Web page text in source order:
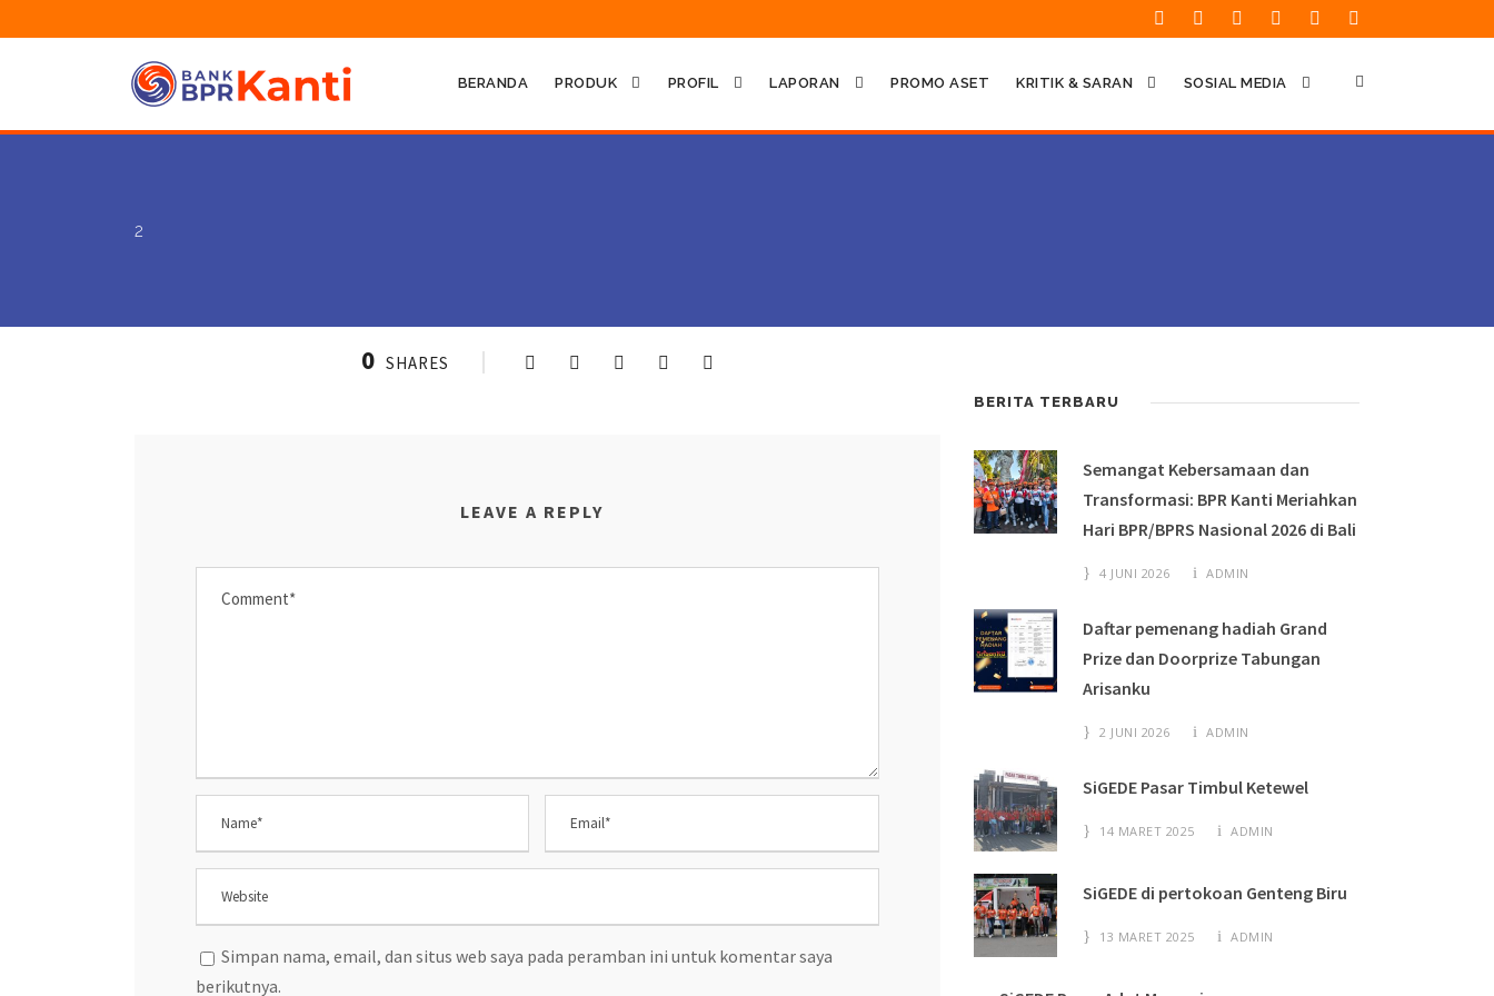
BERANDA PRODUK PROFIL LAPORAN PROMO ASET KRITIK & SARAN SOSIAL MEDIA
2
0 SHARES
LEAVE A REPLY
Simpan nama, email, dan situs web saya pada peramban ini untuk komentar saya
berikutnya.
BERITA TERBARU
Semangat Kebersamaan dan
Transformasi: BPR Kanti Meriahkan
Hari BPR/BPRS Nasional 2026 di Bali
4 JUNI 2026 ADMIN
Daftar pemenang hadiah Grand
Prize dan Doorprize Tabungan
Arisanku
2 JUNI 2026 ADMIN
SiGEDE Pasar Timbul Ketewel
14 MARET 2025 ADMIN
SiGEDE di pertokoan Genteng Biru
13 MARET 2025 ADMIN